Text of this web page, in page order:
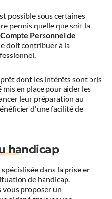
possible sous certaines
permis quelle que soit la
Compte Personnel de
doit contribuer à la
dont les intérêts sont pris
mis en place pour aider les
leur préparation au
d'une facilité de
handicap
dans la prise en
de handicap.
vous proposer un